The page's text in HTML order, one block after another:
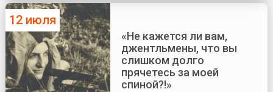
12 июля
«Не кажется ли вам,
джентльмены, что вы
слишком долго
прячетесь за моей
спиной?!»